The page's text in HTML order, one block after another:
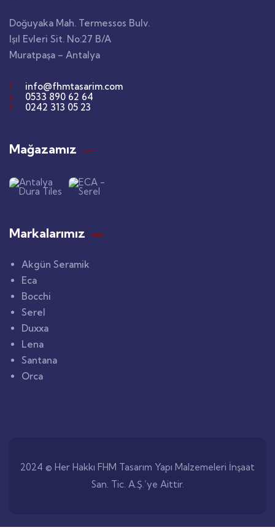
Doğuyaka Mah. Termessos Bulv.
Işıl Evleri Sit. No:27 B/A
Muratpaşa – Antalya
info@fhmtasarim.com
0533 890 62 64
0242 313 05 23
Mağazamız​
Markalarımız
Akgün Seramik
Eca
Bocchi
Serel
Duxxa
Lena
Santana
Orca
2024 © Her Hakkı FHM Tasarım Yapı Malzemeleri İnşaat
San. Tic. A.Ş.’ye Aittir.